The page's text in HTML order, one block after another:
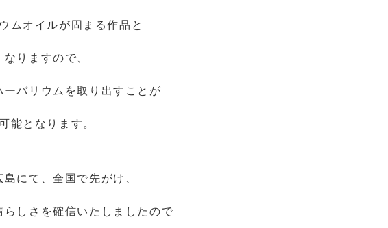
ムオイルが固まる作品と
なりますので、
ーバリウムを取り出すことが
能となります。
島にて、全国で先がけ、
らしさを確信いたしましたので